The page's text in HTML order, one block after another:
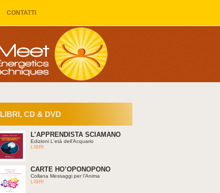
CONTATTI
LIBRI, CD & DVD
L’APPRENDISTA SCIAMANO
Edizioni L'età dell'Acquario
LIBRI
CARTE HO’OPONOPONO
Collana Messaggi per l’Anima
LIBRI